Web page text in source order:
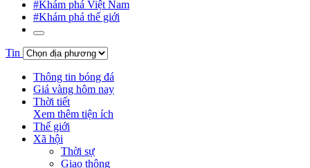
#Khám phá Việt Nam
#Khám phá thế giới
Tin
Thông tin bóng đá
Giá vàng hôm nay
Thời tiết
Xem thêm tiện ích
Thế giới
Xã hội
Thời sự
Giao thông